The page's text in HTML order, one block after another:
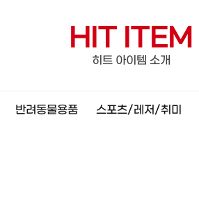
HIT ITEM
히트 아이템 소개
반려동물용품 스포츠/레저/취미